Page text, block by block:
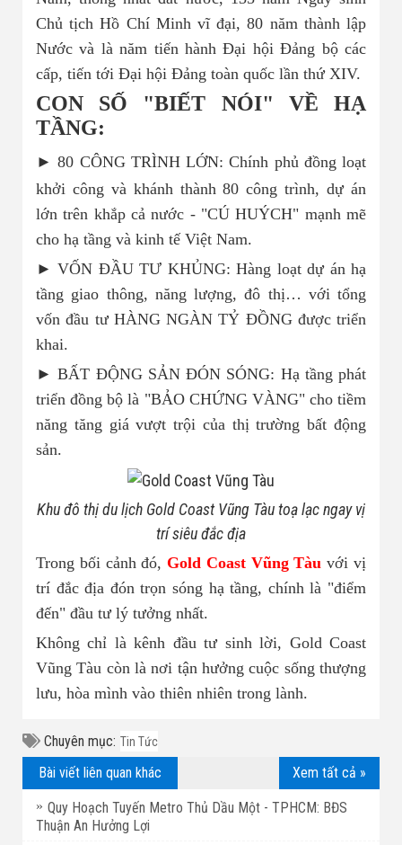
Chủ tịch Hồ Chí Minh vĩ đại, 80 năm thành lập
Nước và là năm tiến hành Đại hội Đảng bộ các
cấp, tiến tới Đại hội Đảng toàn quốc lần thứ XIV.
CON SỐ "BIẾT NÓI" VỀ HẠ
TẦNG:
► 80 CÔNG TRÌNH LỚN: Chính phủ đồng loạt
khởi công và khánh thành 80 công trình, dự án
lớn trên khắp cả nước - "CÚ HUÝCH" mạnh mẽ
cho hạ tầng và kinh tế Việt Nam.
► VỐN ĐẦU TƯ KHỦNG: Hàng loạt dự án hạ
tầng giao thông, năng lượng, đô thị… với tổng
vốn đầu tư HÀNG NGÀN TỶ ĐỒNG được triển
khai.
► BẤT ĐỘNG SẢN ĐÓN SÓNG: Hạ tầng phát
triển đồng bộ là "BẢO CHỨNG VÀNG" cho tiềm
năng tăng giá vượt trội của thị trường bất động
sản.
Khu đô thị du lịch Gold Coast Vũng Tàu toạ lạc ngay vị
trí siêu đắc địa
Trong bối cảnh đó, Gold Coast Vũng Tàu với vị
trí đắc địa đón trọn sóng hạ tầng, chính là "điểm
đến" đầu tư lý tưởng nhất.
Không chỉ là kênh đầu tư sinh lời, Gold Coast
Vũng Tàu còn là nơi tận hưởng cuộc sống thượng
lưu, hòa mình vào thiên nhiên trong lành.
Chuyên mục: Tin Tức
Xem tất cả »
Bài viết liên quan khác
Quy Hoạch Tuyến Metro Thủ Dầu Một - TPHCM: BĐS
Thuận An Hưởng Lợi